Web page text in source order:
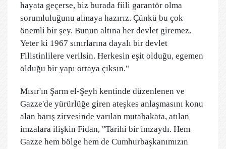
hayata geçerse, biz burada fiili garantör olma
sorumluluğunu almaya hazırız. Çünkü bu çok
önemli bir şey. Bunun altına her devlet giremez.
Yeter ki 1967 sınırlarına dayalı bir devlet
Filistinlilere verilsin. Herkesin eşit olduğu, egemen
olduğu bir yapı ortaya çıksın."
Mısır'ın Şarm el-Şeyh kentinde düzenlenen ve
Gazze'de yürürlüğe giren ateşkes anlaşmasını konu
alan barış zirvesinde varılan mutabakata, atılan
imzalara ilişkin Fidan, "Tarihi bir imzaydı. Hem
Gazze hem bölge hem de Cumhurbaşkanımızın